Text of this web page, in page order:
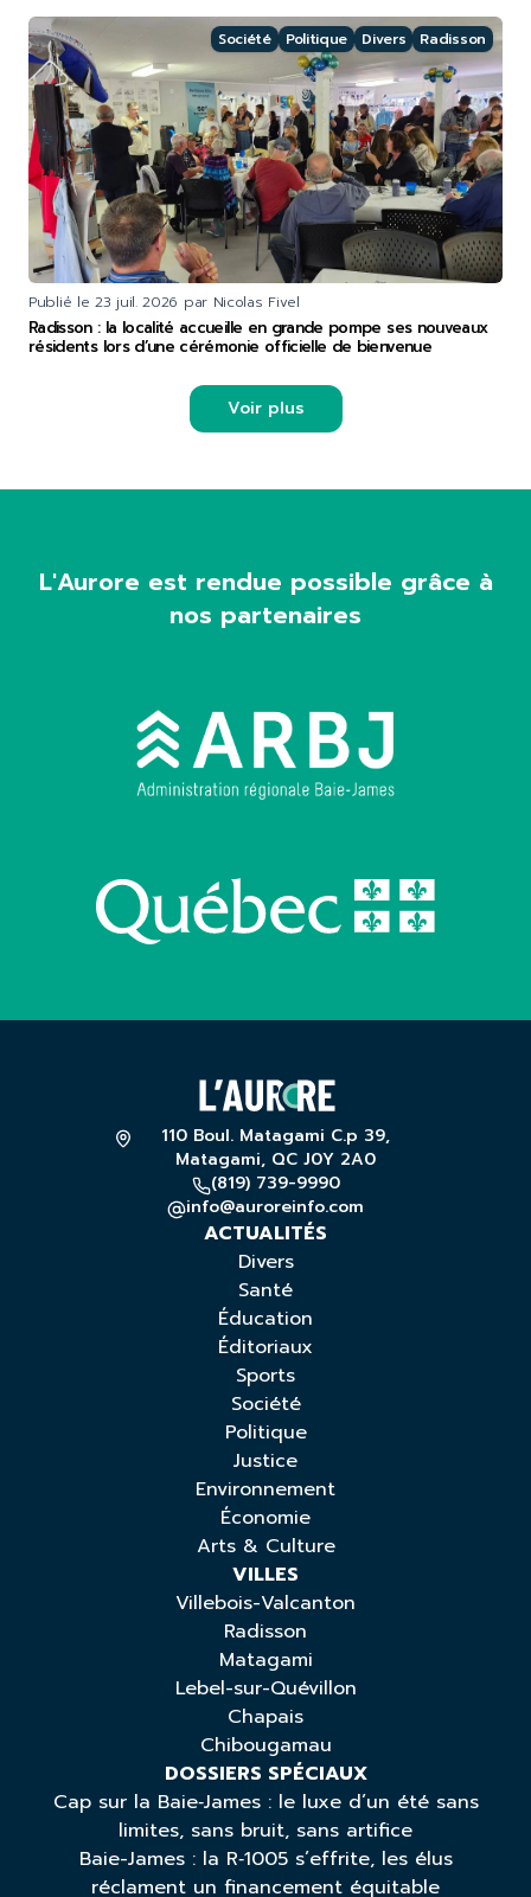
Société Politique Divers Radisson
Publié le 23 juil. 2026 par Nicolas Fivel
Radisson : la localité accueille en grande pompe ses nouveaux
résidents lors d’une cérémonie officielle de bienvenue
Voir plus
L'Aurore est rendue possible grâce à
nos partenaires
110 Boul. Matagami C.p 39,
Matagami, QC J0Y 2A0
(819) 739-9990
info@auroreinfo.com
ACTUALITÉS
Divers
Santé
Éducation
Éditoriaux
Sports
Société
Politique
Justice
Environnement
Économie
Arts & Culture
VILLES
Villebois-Valcanton
Radisson
Matagami
Lebel-sur-Quévillon
Chapais
Chibougamau
DOSSIERS SPÉCIAUX
Cap sur la Baie‑James : le luxe d’un été sans
limites, sans bruit, sans artifice
Baie-James : la R‑1005 s’effrite, les élus
réclament un financement équitable